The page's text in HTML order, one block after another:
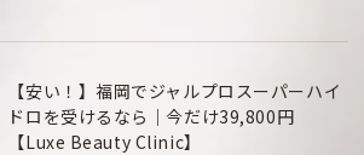
【安い！】福岡でジャルプロスーパーハイ
ドロを受けるなら｜今だけ39,800円
【Luxe Beauty Clinic】